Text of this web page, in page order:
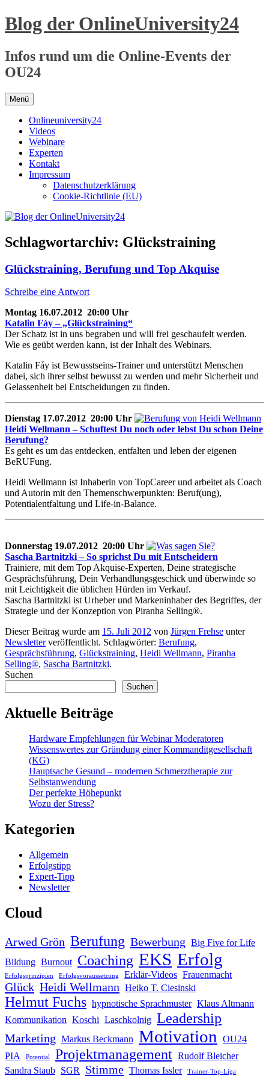
Zum
Inhalt
Blog der OnlineUniversity24
Infos rund um die Online-Events der
OU24
Menü
Onlineuniversity24
Videos
Webinare
Experten
Kontakt
Impressum
Datenschutzerklärung
Cookie-Richtlinie (EU)
Schlagwortarchiv: Glückstraining
Glückstraining, Berufung und Top Akquise
Schreibe eine Antwort
Montag 16.07.2012 20:00 Uhr
Katalin Fáy – „Glückstraining“
Der Schatz ist in uns begraben und will frei geschaufelt werden.
Wie es geübt werden kann, ist der Inhalt des Webinars.
Katalin Fáy ist Bewusstseins-Trainer und unterstützt Menschen
dabei, sich ihrer selbst bewusst zu werden und mehr Sicherheit und
Gelassenheit bei Entscheidungen zu finden.
Dienstag 17.07.2012 20:00 Uhr
Heidi Wellmann – Schuftest Du noch oder lebst Du schon Deine
Berufung?
Es geht es um das entdecken, entfalten und leben der eigenen
BeRUFung.
Heidi Wellmann ist Inhaberin von TopCareer und arbeitet als Coach
und Autorin mit den Themenschwerpunkten: Beruf(ung),
Potentialentfaltung und Life-in-Balance.
Donnerstag 19.07.2012 20:00 Uhr
Sascha Bartnitzki – So sprichst Du mit Entscheidern
Trainiere, mit dem Top Akquise-Experten, Deine strategische
Gesprächsführung, Dein Verhandlungsgeschick und überwinde so
mit Leichtigkeit die üblichen Hürden im Verkauf.
Sascha Bartnitzki ist Urheber und Markeninhaber des Begriffes, der
Strategie und der Konzeption von Piranha Selling®.
Dieser Beitrag wurde am 15. Juli 2012 von Jürgen Frehse unter
Newsletterveröffentlicht. Schlagwörter: Berufung,
Gesprächsführung, Glückstraining, Heidi Wellmann, Piranha
Selling®, Sascha Bartnitzki.
Suchen
Suchen
Aktuelle Beiträge
Hardware Empfehlungen für Webinar Moderatoren
Wissenswertes zur Gründung einer Kommanditgesellschaft
(KG)
Hauptsache Gesund – modernen Schmerztherapie zur
Selbstanwendung
Der perfekte Höhepunkt
Wozu der Stress?
Kategorien
Allgemein
Erfolgstipp
Expert-Tipp
Newsletter
Cloud
Arwed Grön Berufung Bewerbung Big Five for Life
Bildung Burnout Coaching EKS Erfolg
Erfolgsprinzipien Erfolgsvoraussetzung Erklär-Videos Frauenmacht
Glück Heidi Wellmann Heiko T. Ciesinski
Helmut Fuchs hypnotische Sprachmuster Klaus Altmann
Kommunikation Koschi Laschkolnig Leadership
Marketing Markus Beckmann Motivation
OU24
PIA
Potential Projektmanagement Rudolf Bleicher
Sandra Staub SGR Stimme Thomas Issler Trainer-Top-Liga